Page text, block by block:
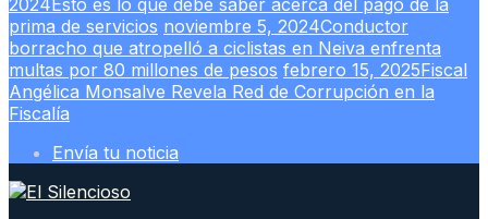
2024Esto es lo que debe saber acerca del pago de la
prima de servicios noviembre 5, 2024Conductor
borracho que atropelló a ciclistas en Neiva enfrenta
multas por 80 millones de pesos febrero 15, 2025Fiscal
Angélica Monsalve Revela Red de Corrupción en la
Fiscalía
Envía tu noticia